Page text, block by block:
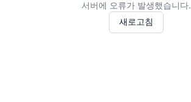
서버에 오류가 발생했습니다.
새로고침